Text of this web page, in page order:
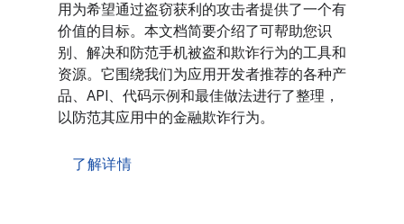
用为希望通过盗窃获利的攻击者提供了一个有
价值的目标。本文档简要介绍了可帮助您识
别、解决和防范手机被盗和欺诈行为的工具和
资源。它围绕我们为应用开发者推荐的各种产
品、API、代码示例和最佳做法进行了整理，
以防范其应用中的金融欺诈行为。
了解详情